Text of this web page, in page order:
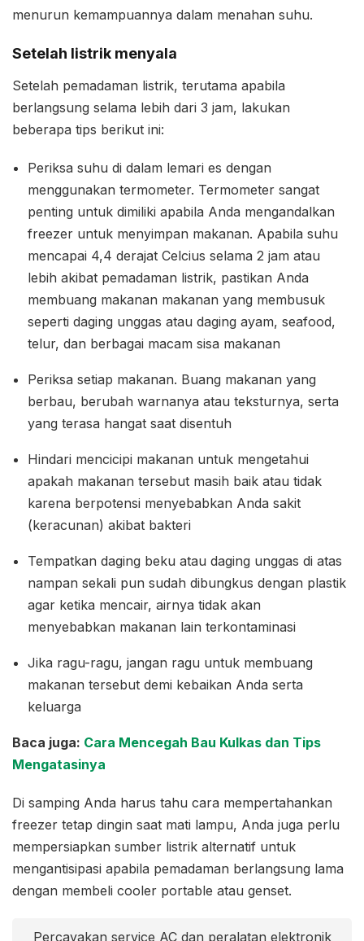
menurun kemampuannya dalam menahan suhu.
Setelah listrik menyala
Setelah pemadaman listrik, terutama apabila
berlangsung selama lebih dari 3 jam, lakukan
beberapa tips berikut ini:
Periksa suhu di dalam lemari es dengan
menggunakan termometer. Termometer sangat
penting untuk dimiliki apabila Anda mengandalkan
freezer untuk menyimpan makanan. Apabila suhu
mencapai 4,4 derajat Celcius selama 2 jam atau
lebih akibat pemadaman listrik, pastikan Anda
membuang makanan makanan yang membusuk
seperti daging unggas atau daging ayam, seafood,
telur, dan berbagai macam sisa makanan
Periksa setiap makanan. Buang makanan yang
berbau, berubah warnanya atau teksturnya, serta
yang terasa hangat saat disentuh
Hindari mencicipi makanan untuk mengetahui
apakah makanan tersebut masih baik atau tidak
karena berpotensi menyebabkan Anda sakit
(keracunan) akibat bakteri
Tempatkan daging beku atau daging unggas di atas
nampan sekali pun sudah dibungkus dengan plastik
agar ketika mencair, airnya tidak akan
menyebabkan makanan lain terkontaminasi
Jika ragu-ragu, jangan ragu untuk membuang
makanan tersebut demi kebaikan Anda serta
keluarga
Baca juga: Cara Mencegah Bau Kulkas dan Tips
Mengatasinya
Di samping Anda harus tahu cara mempertahankan
freezer tetap dingin saat mati lampu, Anda juga perlu
mempersiapkan sumber listrik alternatif untuk
mengantisipasi apabila pemadaman berlangsung lama
dengan membeli cooler portable atau genset.
Percayakan service AC dan peralatan elektronik